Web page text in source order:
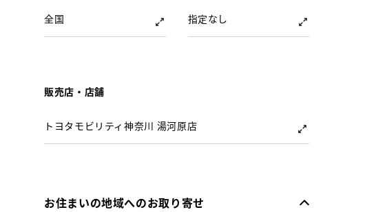
全国
指定なし
販売店・店舗
トヨタモビリティ神奈川 湯河原店
お住まいの地域へのお取り寄せ